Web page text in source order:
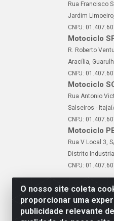
O nosso site coleta
proporcionar uma
publicidade relevante
Rua Francisco
Jardim
CNPJ:
Motociclo
R. Roberto
Aracília,
CNPJ:
Motociclo
Rua Antonio
Salseiros -
CNPJ:
Motociclo
Rua V Local 3,
Distrito
CNPJ: